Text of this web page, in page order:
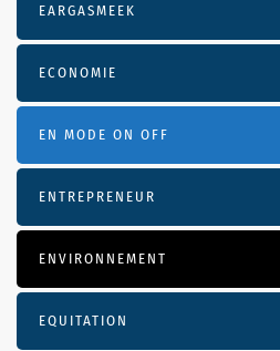
EARGASMEEK
ECONOMIE
EN MODE ON OFF
ENTREPRENEUR
ENVIRONNEMENT
EQUITATION